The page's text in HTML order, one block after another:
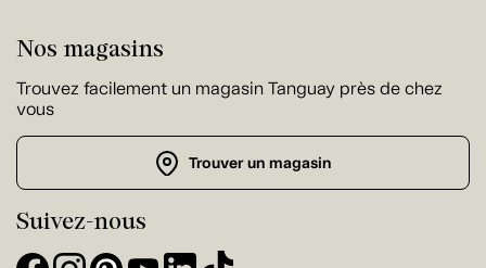
Nos magasins
Trouvez facilement un magasin Tanguay près de chez
vous
Trouver un magasin
Suivez-nous